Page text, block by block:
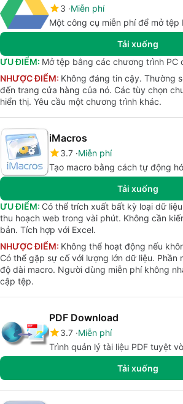
3 Miễn phí
Một công cụ miễn phí để mở tệp
Tải xuống
ƯU ĐIỂM: Mở tệp bằng các chương trình PC
NHƯỢC ĐIỂM: Không đáng tin cậy. Thường
đến trang cửa hàng của nó. Các tùy chọn
hiển thị. Yêu cầu một chương trình khác.
iMacros
3.7 Miễn phí
Tạo macro bằng cách tự động
Tải xuống
ƯU ĐIỂM: Có thể trích xuất bất kỳ loại dữ
thu hoạch web trong vài phút. Không cần
bản. Tích hợp với Excel.
NHƯỢC ĐIỂM: Không thể hoạt động nếu
Có thể gặp sự cố với lượng lớn dữ liệu. Phần
độ dài macro. Người dùng miễn phí không
cập tệp.
PDF Download
3.7 Miễn phí
Trình quản lý tài liệu PDF tuyệt
Tải xuống